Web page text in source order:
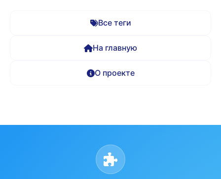
Все теги
На главную
О проекте